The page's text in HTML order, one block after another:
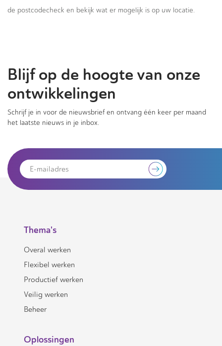
de postcodecheck en bekijk wat er mogelijk is op uw locatie.
Blijf op de hoogte van onze
ontwikkelingen
Schrijf je in voor de nieuwsbrief en ontvang één keer per maand
het laatste nieuws in je inbox.
Thema's
Overal werken
Flexibel werken
Productief werken
Veilig werken
Beheer
Oplossingen